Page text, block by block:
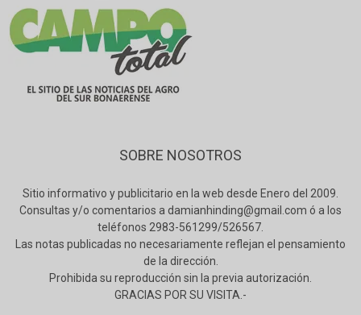
SOBRE NOSOTROS
Sitio informativo y publicitario en la web desde Enero del 2009.
Consultas y/o comentarios a damianhinding@gmail.com ó a los
teléfonos 2983-561299/526567.
Las notas publicadas no necesariamente reflejan el pensamiento
de la dirección.
Prohibida su reproducción sin la previa autorización.
GRACIAS POR SU VISITA.-